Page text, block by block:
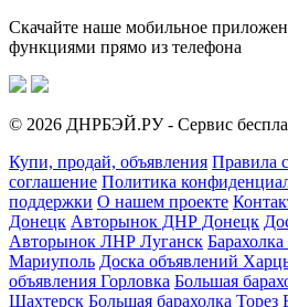
Скачайте наше мобильное
функциями прямо из телефона
© 2026 ДНРБЭЙ.РУ - Сервис
Купи, продай, объявления Правила
соглашение Политика
поддержки О нашем проекте
Донецк Авторынок ДНР Донецк
Авторынок ЛНР Луганск
Мариуполь Доска объявлений
объявления Горловка Большая
Шахтерск Большая барахолка Торез